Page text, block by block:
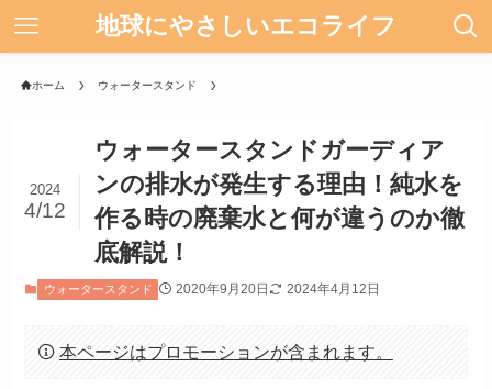
地球にやさしいエコライフ
ホーム ウォータースタンド
ウォータースタンドガーディア
ンの排水が発生する理由！純水を
作る時の廃棄水と何が違うのか徹
底解説！
2024
4/12
ウォータースタンド 2020年9月20日 2024年4月12日
本ページはプロモーションが含まれます。